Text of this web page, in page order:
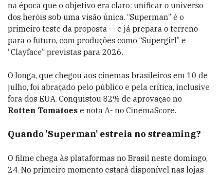
na época que o objetivo era claro: unificar o universo
dos heróis sob uma visão única. “Superman” é o
primeiro teste da proposta — e já prepara o terreno
para o futuro, com produções como “Supergirl” e
“Clayface” previstas para 2026.
O longa, que chegou aos cinemas brasileiros em 10 de
julho, foi abraçado pelo público e pela crítica, inclusive
fora dos EUA. Conquistou 82% de aprovação no
Rotten Tomatoes e nota A- no CinemaScore.
Quando 'Superman' estreia no streaming?
O filme chega às plataformas no Brasil neste domingo,
24. No primeiro momento estará disponível nas lojas